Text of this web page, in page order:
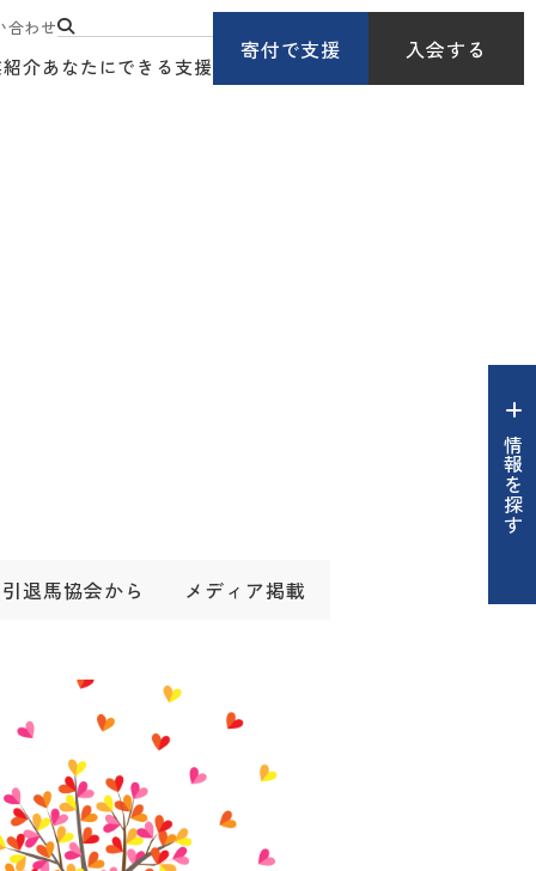
合わせ
介あなたにできる支援
寄付で支援 入会する
情報を探す
引退馬協会から メディア掲載